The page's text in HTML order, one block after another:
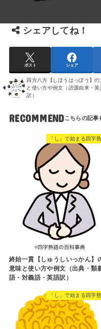
シェアしてね！
ポスト シェア
四方八方【しほうはっぽう】の
と使い方や例文（語源由来・英
訳）
RECOMMEND
「し」で始まる四字
終始一貫【しゅうしいっかん】
意味と使い方や例文（出典・類
語・対義語・英語訳）
「し」で始まる四字